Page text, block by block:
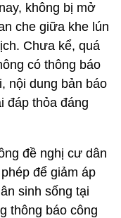
không bị mở
che giữa khe lún
Chưa kể, quá
có thông báo
nội dung bản báo
đáp thỏa đáng
đề nghị cư dân
để giảm áp
sinh sống tại
thông báo công